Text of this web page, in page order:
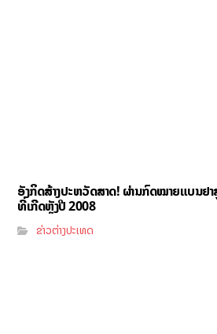
ອັງກິດສ້າງປະຫວັດສາດ! ຜ່ານກົດໝາຍແບນ
ທີ່ເກີດຫຼັງປີ 2008
ຂ່າວຕ່າງປະເທດ